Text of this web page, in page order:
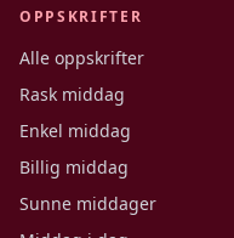
OPPSKRIFTER
Alle oppskrifter
Rask middag
Enkel middag
Billig middag
Sunne middager